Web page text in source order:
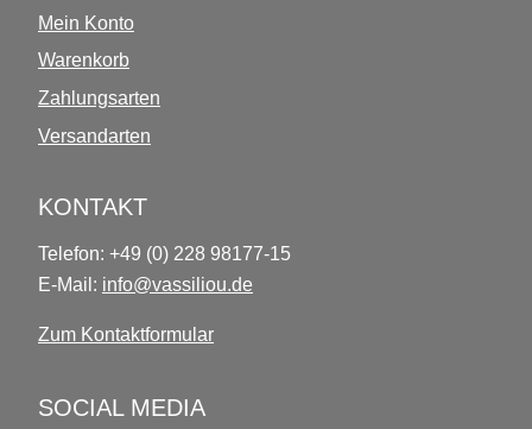
Mein Konto
Warenkorb
Zahlungsarten
Versandarten
KONTAKT
Telefon: +49 (0) 228 98177-15
E-Mail: info@vassiliou.de
Zum Kontaktformular
SOCIAL MEDIA